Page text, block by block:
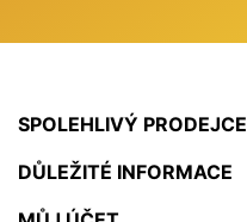
SPOLEHLIVÝ PRODEJCE
DŮLEŽITÉ INFORMACE